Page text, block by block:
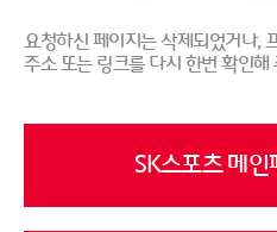
요청하신 페이지는 삭제되었거나,
주소 또는 링크를 다시 한번 확인해
SK스포츠 메